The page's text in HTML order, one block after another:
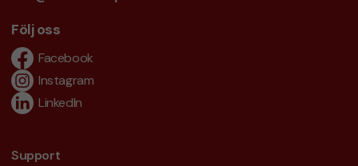
Följ oss
Facebook
Instagram
LinkedIn
Support